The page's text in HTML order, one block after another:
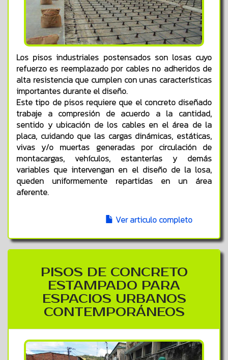
Los pisos industriales postensados son losas cuyo
refuerzo es reemplazado por cables no adheridos de
alta resistencia que cumplen con unas características
importantes durante el diseño.
Este tipo de pisos requiere que el concreto diseñado
trabaje a compresión de acuerdo a la cantidad,
sentido y ubicación de los cables en el área de la
placa, cuidando que las cargas dinámicas, estáticas,
vivas y/o muertas generadas por circulación de
montacargas, vehículos, estanterías y demás
variables que intervengan en el diseño de la losa,
queden uniformemente repartidas en un área
aferente.
Ver articulo completo
PISOS DE CONCRETO
ESTAMPADO PARA
ESPACIOS URBANOS
CONTEMPORÁNEOS